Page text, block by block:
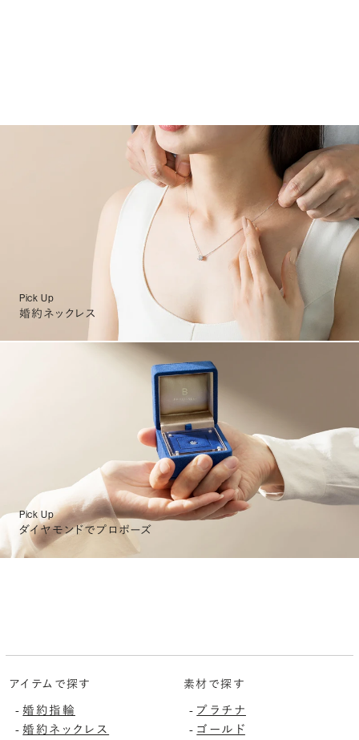
Pick Up
婚約ネックレス
Pick Up
ダイヤモンドでプロポーズ
アイテムで探す
-婚約指輪
-婚約ネックレス
素材で探す
- プラチナ
- ゴールド